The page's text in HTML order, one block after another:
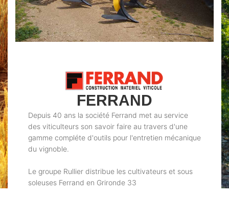
FERRAND
Depuis 40 ans la société Ferrand met au service
des viticulteurs son savoir faire au travers d'une
gamme compléte d'outils pour l'entretien mécanique
du vignoble.
Le groupe Rullier distribue les cultivateurs et sous
soleuses Ferrand en Grironde 33